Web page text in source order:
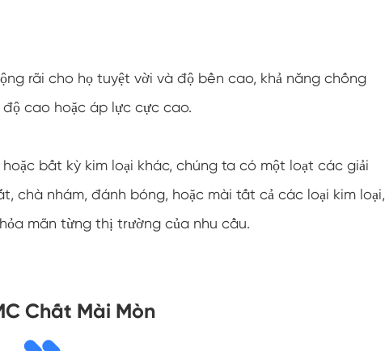
rãi cho họ tuyệt vời và độ bền cao, khả năng chống
cao hoặc áp lực cực cao.
bất kỳ kim loại khác, chúng ta có một loạt các giải
chà nhám, đánh bóng, hoặc mài tất cả các loại kim loại,
mãn từng thị trường của nhu cầu.
Chất Mài Mòn